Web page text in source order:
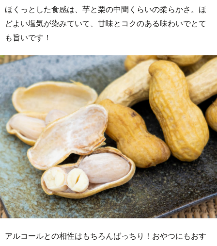
ほくっとした食感は、芋と栗の中間くらいの柔らかさ。ほ
どよい塩気が染みていて、甘味とコクのある味わいでとて
も旨いです！
アルコールとの相性はもちろんばっちり！おやつにもおす